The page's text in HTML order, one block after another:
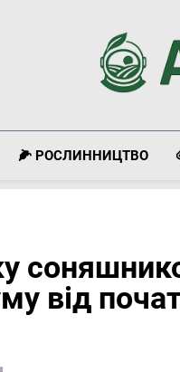
🌽 РОСЛИННИЦТВО
від